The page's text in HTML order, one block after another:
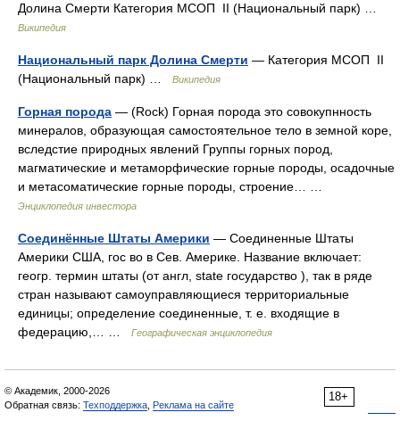
Долина Смерти Категория МСОП II (Национальный парк) …
Википедия
Национальный парк Долина Смерти — Категория МСОП II
(Национальный парк) …
Википедия
Горная порода — (Rock) Горная порода это совокупнность
минералов, образующая самостоятельное тело в земной коре,
вследстие природных явлений Группы горных пород,
магматические и метаморфические горные породы, осадочные
и метасоматические горные породы, строение… …
Энциклопедия инвестора
Соединённые Штаты Америки — Соединенные Штаты
Америки США, гос во в Сев. Америке. Название включает:
геогр. термин штаты (от англ, state государство ), так в ряде
стран называют самоуправляющиеся территориальные
единицы; определение соединенные, т. е. входящие в
федерацию,… …
Географическая энциклопедия
18+
© Академик, 2000-2026
Обратная связь: Техподдержка Реклама на сайте